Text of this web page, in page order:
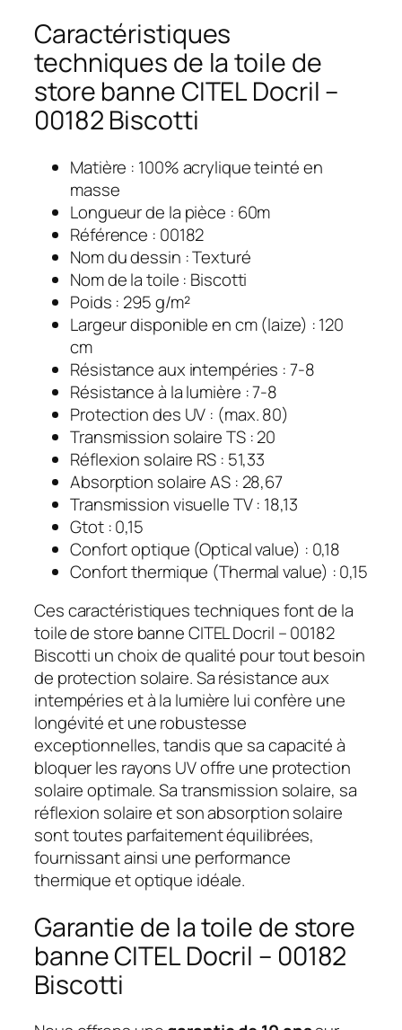
Caractéristiques
techniques de la toile de
store banne CITEL Docril –
00182 Biscotti
Matière : 100% acrylique teinté en
masse
Longueur de la pièce : 60m
Référence : 00182
Nom du dessin : Texturé
Nom de la toile : Biscotti
Poids : 295 g/m²
Largeur disponible en cm (laize) : 120
cm
Résistance aux intempéries : 7-8
Résistance à la lumière : 7-8
Protection des UV : (max. 80)
Transmission solaire TS : 20
Réflexion solaire RS : 51,33
Absorption solaire AS : 28,67
Transmission visuelle TV : 18,13
Gtot : 0,15
Confort optique (Optical value) : 0,18
Confort thermique (Thermal value) : 0,15
Ces caractéristiques techniques font de la
toile de store banne CITEL Docril – 00182
Biscotti un choix de qualité pour tout besoin
de protection solaire. Sa résistance aux
intempéries et à la lumière lui confère une
longévité et une robustesse
exceptionnelles, tandis que sa capacité à
bloquer les rayons UV offre une protection
solaire optimale. Sa transmission solaire, sa
réflexion solaire et son absorption solaire
sont toutes parfaitement équilibrées,
fournissant ainsi une performance
thermique et optique idéale.
Garantie de la toile de store
banne CITEL Docril – 00182
Biscotti